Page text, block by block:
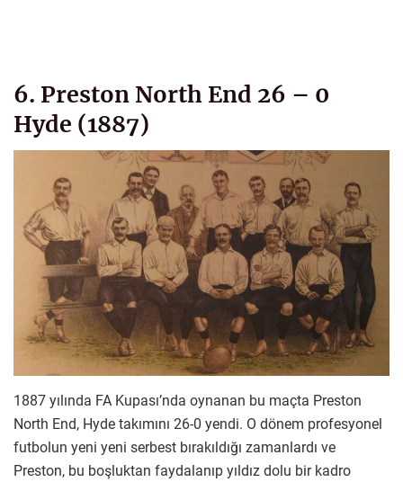
6. Preston North End 26 – 0
Hyde (1887)
1887 yılında FA Kupası’nda oynanan bu maçta Preston
North End, Hyde takımını 26-0 yendi. O dönem profesyonel
futbolun yeni yeni serbest bırakıldığı zamanlardı ve
Preston, bu boşluktan faydalanıp yıldız dolu bir kadro